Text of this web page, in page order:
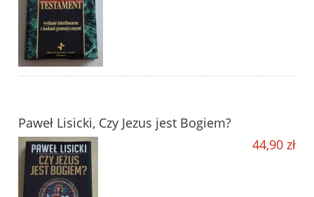
Paweł Lisicki, Czy Jezus jest Bogiem?
44,90 zł